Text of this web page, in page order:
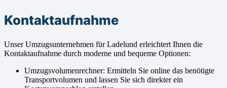
Kontaktaufnahme
Unser Umzugsunternehmen für Ladelund erleichtert Ihnen die
Kontaktaufnahme durch moderne und bequeme Optionen:
Umzugsvolumenrechner: Ermitteln Sie online das benötigte
Transportvolumen und lassen Sie sich direkter ein